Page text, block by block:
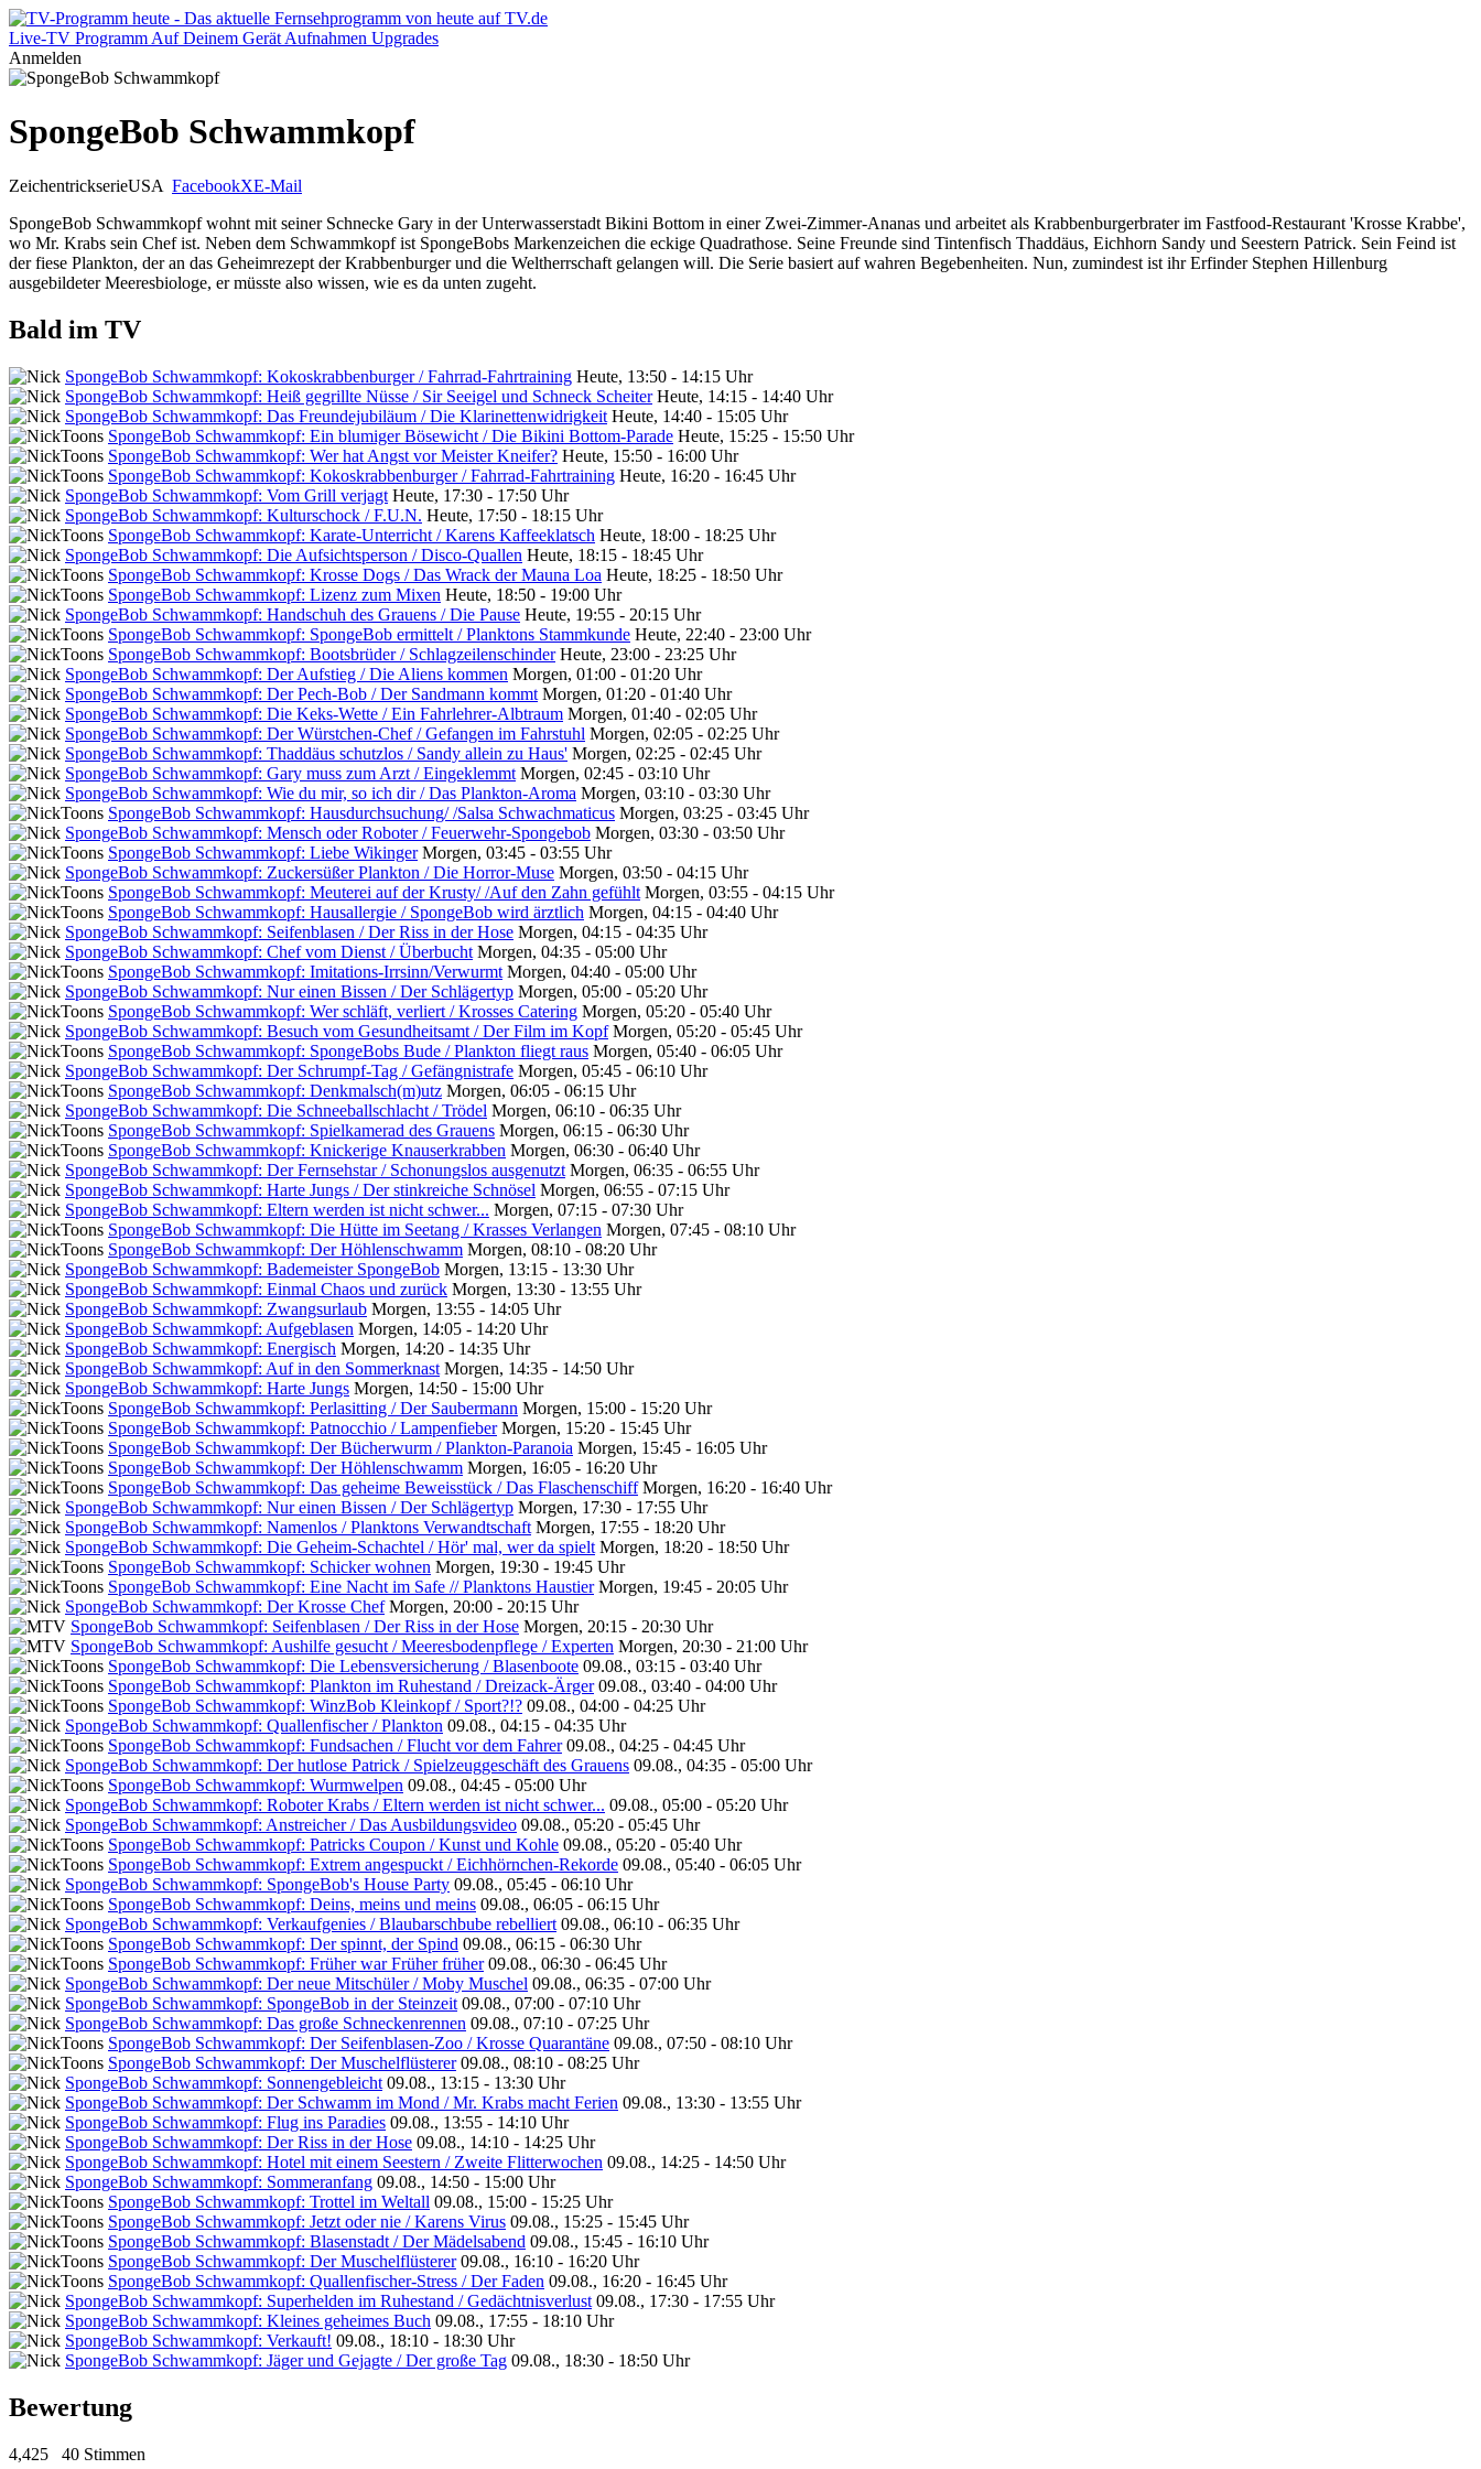
Live-TV Programm Auf Deinem Gerät Aufnahmen Upgrades
Anmelden
SpongeBob Schwammkopf
ZeichentrickserieUSA FacebookXE-Mail
SpongeBob Schwammkopf wohnt mit seiner Schnecke Gary in der Unterwasserstadt Bikini Bottom in einer Zwei-Zimmer-Ananas und arbeitet als Krabbenburgerbrater im Fastfood-Restaurant 'Krosse Krabbe',
wo Mr. Krabs sein Chef ist. Neben dem Schwammkopf ist SpongeBobs Markenzeichen die eckige Quadrathose. Seine Freunde sind Tintenfisch Thaddäus, Eichhorn Sandy und Seestern Patrick. Sein Feind ist
der fiese Plankton, der an das Geheimrezept der Krabbenburger und die Weltherrschaft gelangen will. Die Serie basiert auf wahren Begebenheiten. Nun, zumindest ist ihr Erfinder Stephen Hillenburg
ausgebildeter Meeresbiologe, er müsste also wissen, wie es da unten zugeht.
Bald im TV
SpongeBob Schwammkopf: Kokoskrabbenburger / Fahrrad-Fahrtraining Heute, 13:50 - 14:15 Uhr
SpongeBob Schwammkopf: Heiß gegrillte Nüsse / Sir Seeigel und Schneck Scheiter Heute, 14:15 - 14:40 Uhr
SpongeBob Schwammkopf: Das Freundejubiläum / Die Klarinettenwidrigkeit Heute, 14:40 - 15:05 Uhr
SpongeBob Schwammkopf: Ein blumiger Bösewicht / Die Bikini Bottom-Parade Heute, 15:25 - 15:50 Uhr
SpongeBob Schwammkopf: Wer hat Angst vor Meister Kneifer? Heute, 15:50 - 16:00 Uhr
SpongeBob Schwammkopf: Kokoskrabbenburger / Fahrrad-Fahrtraining Heute, 16:20 - 16:45 Uhr
SpongeBob Schwammkopf: Vom Grill verjagt Heute, 17:30 - 17:50 Uhr
SpongeBob Schwammkopf: Kulturschock / F.U.N. Heute, 17:50 - 18:15 Uhr
SpongeBob Schwammkopf: Karate-Unterricht / Karens Kaffeeklatsch Heute, 18:00 - 18:25 Uhr
SpongeBob Schwammkopf: Die Aufsichtsperson / Disco-Quallen Heute, 18:15 - 18:45 Uhr
SpongeBob Schwammkopf: Krosse Dogs / Das Wrack der Mauna Loa Heute, 18:25 - 18:50 Uhr
SpongeBob Schwammkopf: Lizenz zum Mixen Heute, 18:50 - 19:00 Uhr
SpongeBob Schwammkopf: Handschuh des Grauens / Die Pause Heute, 19:55 - 20:15 Uhr
SpongeBob Schwammkopf: SpongeBob ermittelt / Planktons Stammkunde Heute, 22:40 - 23:00 Uhr
SpongeBob Schwammkopf: Bootsbrüder / Schlagzeilenschinder Heute, 23:00 - 23:25 Uhr
SpongeBob Schwammkopf: Der Aufstieg / Die Aliens kommen Morgen, 01:00 - 01:20 Uhr
SpongeBob Schwammkopf: Der Pech-Bob / Der Sandmann kommt Morgen, 01:20 - 01:40 Uhr
SpongeBob Schwammkopf: Die Keks-Wette / Ein Fahrlehrer-Albtraum Morgen, 01:40 - 02:05 Uhr
SpongeBob Schwammkopf: Der Würstchen-Chef / Gefangen im Fahrstuhl Morgen, 02:05 - 02:25 Uhr
SpongeBob Schwammkopf: Thaddäus schutzlos / Sandy allein zu Haus' Morgen, 02:25 - 02:45 Uhr
SpongeBob Schwammkopf: Gary muss zum Arzt / Eingeklemmt Morgen, 02:45 - 03:10 Uhr
SpongeBob Schwammkopf: Wie du mir, so ich dir / Das Plankton-Aroma Morgen, 03:10 - 03:30 Uhr
SpongeBob Schwammkopf: Hausdurchsuchung/ /Salsa Schwachmaticus Morgen, 03:25 - 03:45 Uhr
SpongeBob Schwammkopf: Mensch oder Roboter / Feuerwehr-Spongebob Morgen, 03:30 - 03:50 Uhr
SpongeBob Schwammkopf: Liebe Wikinger Morgen, 03:45 - 03:55 Uhr
SpongeBob Schwammkopf: Zuckersüßer Plankton / Die Horror-Muse Morgen, 03:50 - 04:15 Uhr
SpongeBob Schwammkopf: Meuterei auf der Krusty/ /Auf den Zahn gefühlt Morgen, 03:55 - 04:15 Uhr
SpongeBob Schwammkopf: Hausallergie / SpongeBob wird ärztlich Morgen, 04:15 - 04:40 Uhr
SpongeBob Schwammkopf: Seifenblasen / Der Riss in der Hose Morgen, 04:15 - 04:35 Uhr
SpongeBob Schwammkopf: Chef vom Dienst / Überbucht Morgen, 04:35 - 05:00 Uhr
SpongeBob Schwammkopf: Imitations-Irrsinn/Verwurmt Morgen, 04:40 - 05:00 Uhr
SpongeBob Schwammkopf: Nur einen Bissen / Der Schlägertyp Morgen, 05:00 - 05:20 Uhr
SpongeBob Schwammkopf: Wer schläft, verliert / Krosses Catering Morgen, 05:20 - 05:40 Uhr
SpongeBob Schwammkopf: Besuch vom Gesundheitsamt / Der Film im Kopf Morgen, 05:20 - 05:45 Uhr
SpongeBob Schwammkopf: SpongeBobs Bude / Plankton fliegt raus Morgen, 05:40 - 06:05 Uhr
SpongeBob Schwammkopf: Der Schrumpf-Tag / Gefängnistrafe Morgen, 05:45 - 06:10 Uhr
SpongeBob Schwammkopf: Denkmalsch(m)utz Morgen, 06:05 - 06:15 Uhr
SpongeBob Schwammkopf: Die Schneeballschlacht / Trödel Morgen, 06:10 - 06:35 Uhr
SpongeBob Schwammkopf: Spielkamerad des Grauens Morgen, 06:15 - 06:30 Uhr
SpongeBob Schwammkopf: Knickerige Knauserkrabben Morgen, 06:30 - 06:40 Uhr
SpongeBob Schwammkopf: Der Fernsehstar / Schonungslos ausgenutzt Morgen, 06:35 - 06:55 Uhr
SpongeBob Schwammkopf: Harte Jungs / Der stinkreiche Schnösel Morgen, 06:55 - 07:15 Uhr
SpongeBob Schwammkopf: Eltern werden ist nicht schwer... Morgen, 07:15 - 07:30 Uhr
SpongeBob Schwammkopf: Die Hütte im Seetang / Krasses Verlangen Morgen, 07:45 - 08:10 Uhr
SpongeBob Schwammkopf: Der Höhlenschwamm Morgen, 08:10 - 08:20 Uhr
SpongeBob Schwammkopf: Bademeister SpongeBob Morgen, 13:15 - 13:30 Uhr
SpongeBob Schwammkopf: Einmal Chaos und zurück Morgen, 13:30 - 13:55 Uhr
SpongeBob Schwammkopf: Zwangsurlaub Morgen, 13:55 - 14:05 Uhr
SpongeBob Schwammkopf: Aufgeblasen Morgen, 14:05 - 14:20 Uhr
SpongeBob Schwammkopf: Energisch Morgen, 14:20 - 14:35 Uhr
SpongeBob Schwammkopf: Auf in den Sommerknast Morgen, 14:35 - 14:50 Uhr
SpongeBob Schwammkopf: Harte Jungs Morgen, 14:50 - 15:00 Uhr
SpongeBob Schwammkopf: Perlasitting / Der Saubermann Morgen, 15:00 - 15:20 Uhr
SpongeBob Schwammkopf: Patnocchio / Lampenfieber Morgen, 15:20 - 15:45 Uhr
SpongeBob Schwammkopf: Der Bücherwurm / Plankton-Paranoia Morgen, 15:45 - 16:05 Uhr
SpongeBob Schwammkopf: Der Höhlenschwamm Morgen, 16:05 - 16:20 Uhr
SpongeBob Schwammkopf: Das geheime Beweisstück / Das Flaschenschiff Morgen, 16:20 - 16:40 Uhr
SpongeBob Schwammkopf: Nur einen Bissen / Der Schlägertyp Morgen, 17:30 - 17:55 Uhr
SpongeBob Schwammkopf: Namenlos / Planktons Verwandtschaft Morgen, 17:55 - 18:20 Uhr
SpongeBob Schwammkopf: Die Geheim-Schachtel / Hör' mal, wer da spielt Morgen, 18:20 - 18:50 Uhr
SpongeBob Schwammkopf: Schicker wohnen Morgen, 19:30 - 19:45 Uhr
SpongeBob Schwammkopf: Eine Nacht im Safe // Planktons Haustier Morgen, 19:45 - 20:05 Uhr
SpongeBob Schwammkopf: Der Krosse Chef Morgen, 20:00 - 20:15 Uhr
SpongeBob Schwammkopf: Seifenblasen / Der Riss in der Hose Morgen, 20:15 - 20:30 Uhr
SpongeBob Schwammkopf: Aushilfe gesucht / Meeresbodenpflege / Experten Morgen, 20:30 - 21:00 Uhr
SpongeBob Schwammkopf: Die Lebensversicherung / Blasenboote 09.08., 03:15 - 03:40 Uhr
SpongeBob Schwammkopf: Plankton im Ruhestand / Dreizack-Ärger 09.08., 03:40 - 04:00 Uhr
SpongeBob Schwammkopf: WinzBob Kleinkopf / Sport?!? 09.08., 04:00 - 04:25 Uhr
SpongeBob Schwammkopf: Quallenfischer / Plankton 09.08., 04:15 - 04:35 Uhr
SpongeBob Schwammkopf: Fundsachen / Flucht vor dem Fahrer 09.08., 04:25 - 04:45 Uhr
SpongeBob Schwammkopf: Der hutlose Patrick / Spielzeuggeschäft des Grauens 09.08., 04:35 - 05:00 Uhr
SpongeBob Schwammkopf: Wurmwelpen 09.08., 04:45 - 05:00 Uhr
SpongeBob Schwammkopf: Roboter Krabs / Eltern werden ist nicht schwer... 09.08., 05:00 - 05:20 Uhr
SpongeBob Schwammkopf: Anstreicher / Das Ausbildungsvideo 09.08., 05:20 - 05:45 Uhr
SpongeBob Schwammkopf: Patricks Coupon / Kunst und Kohle 09.08., 05:20 - 05:40 Uhr
SpongeBob Schwammkopf: Extrem angespuckt / Eichhörnchen-Rekorde 09.08., 05:40 - 06:05 Uhr
SpongeBob Schwammkopf: SpongeBob's House Party 09.08., 05:45 - 06:10 Uhr
SpongeBob Schwammkopf: Deins, meins und meins 09.08., 06:05 - 06:15 Uhr
SpongeBob Schwammkopf: Verkaufgenies / Blaubarschbube rebelliert 09.08., 06:10 - 06:35 Uhr
SpongeBob Schwammkopf: Der spinnt, der Spind 09.08., 06:15 - 06:30 Uhr
SpongeBob Schwammkopf: Früher war Früher früher 09.08., 06:30 - 06:45 Uhr
SpongeBob Schwammkopf: Der neue Mitschüler / Moby Muschel 09.08., 06:35 - 07:00 Uhr
SpongeBob Schwammkopf: SpongeBob in der Steinzeit 09.08., 07:00 - 07:10 Uhr
SpongeBob Schwammkopf: Das große Schneckenrennen 09.08., 07:10 - 07:25 Uhr
SpongeBob Schwammkopf: Der Seifenblasen-Zoo / Krosse Quarantäne 09.08., 07:50 - 08:10 Uhr
SpongeBob Schwammkopf: Der Muschelflüsterer 09.08., 08:10 - 08:25 Uhr
SpongeBob Schwammkopf: Sonnengebleicht 09.08., 13:15 - 13:30 Uhr
SpongeBob Schwammkopf: Der Schwamm im Mond / Mr. Krabs macht Ferien 09.08., 13:30 - 13:55 Uhr
SpongeBob Schwammkopf: Flug ins Paradies 09.08., 13:55 - 14:10 Uhr
SpongeBob Schwammkopf: Der Riss in der Hose 09.08., 14:10 - 14:25 Uhr
SpongeBob Schwammkopf: Hotel mit einem Seestern / Zweite Flitterwochen 09.08., 14:25 - 14:50 Uhr
SpongeBob Schwammkopf: Sommeranfang 09.08., 14:50 - 15:00 Uhr
SpongeBob Schwammkopf: Trottel im Weltall 09.08., 15:00 - 15:25 Uhr
SpongeBob Schwammkopf: Jetzt oder nie / Karens Virus 09.08., 15:25 - 15:45 Uhr
SpongeBob Schwammkopf: Blasenstadt / Der Mädelsabend 09.08., 15:45 - 16:10 Uhr
SpongeBob Schwammkopf: Der Muschelflüsterer 09.08., 16:10 - 16:20 Uhr
SpongeBob Schwammkopf: Quallenfischer-Stress / Der Faden 09.08., 16:20 - 16:45 Uhr
SpongeBob Schwammkopf: Superhelden im Ruhestand / Gedächtnisverlust 09.08., 17:30 - 17:55 Uhr
SpongeBob Schwammkopf: Kleines geheimes Buch 09.08., 17:55 - 18:10 Uhr
SpongeBob Schwammkopf: Verkauft! 09.08., 18:10 - 18:30 Uhr
SpongeBob Schwammkopf: Jäger und Gejagte / Der große Tag 09.08., 18:30 - 18:50 Uhr
Bewertung
4,425 40 Stimmen